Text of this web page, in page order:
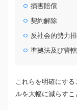
損害賠償
契約解除
反社会的勢力
準拠法及び管
これらを明確にす
ルを大幅に減らすこ